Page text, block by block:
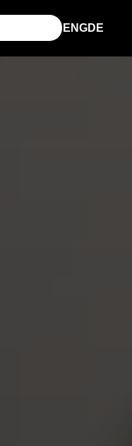
ENGDE